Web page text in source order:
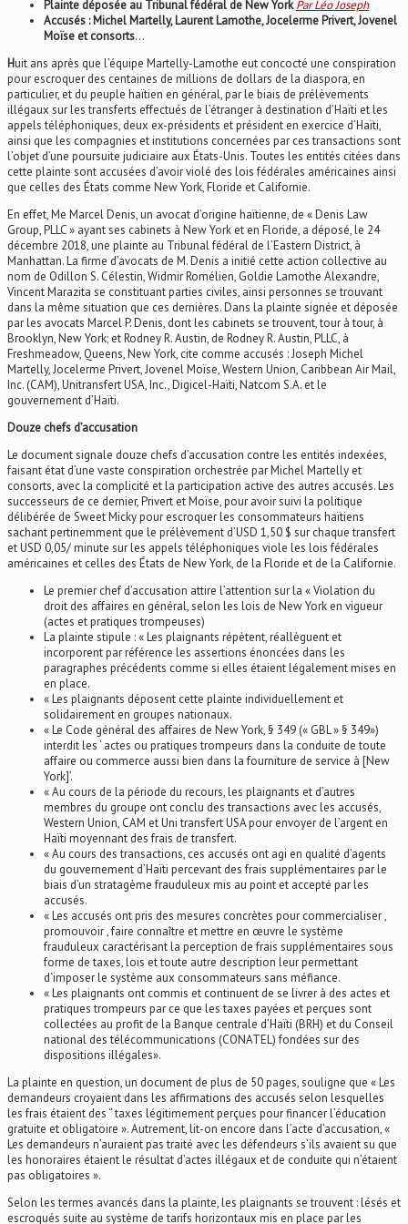
Plainte déposée au Tribunal fédéral de New YorkPar Léo Joseph
Accusés : Michel Martelly, Laurent Lamothe, Jocelerme Privert, Jovenel
Moïse et consorts…
Huit ans après que l’équipe Martelly-Lamothe eut concocté une conspiration
pour escroquer des centaines de millions de dollars de la diaspora, en
particulier, et du peuple haïtien en général, par le biais de prélèvements
illégaux sur les transferts effectués de l’étranger à destination d’Haïti et les
appels téléphoniques, deux ex-présidents et président en exercice d’Haïti,
ainsi que les compagnies et institutions concernées par ces transactions sont
l’objet d’une poursuite judiciaire aux États-Unis. Toutes les entités citées dans
cette plainte sont accusées d’avoir violé des lois fédérales américaines ainsi
que celles des États comme New York, Floride et Californie.
En effet, Me Marcel Denis, un avocat d’origine haïtienne, de « Denis Law
Group, PLLC » ayant ses cabinets à New York et en Floride, a déposé, le 24
décembre 2018, une plainte au Tribunal fédéral de l’Eastern District, à
Manhattan. La firme d’avocats de M. Denis a initié cette action collective au
nom de Odillon S. Célestin, Widmir Romélien, Goldie Lamothe Alexandre,
Vincent Marazita se constituant parties civiles, ainsi personnes se trouvant
dans la même situation que ces dernières. Dans la plainte signée et déposée
par les avocats Marcel P. Denis, dont les cabinets se trouvent, tour à tour, à
Brooklyn, New York; et Rodney R. Austin, de Rodney R. Austin, PLLC, à
Freshmeadow, Queens, New York, cite comme accusés : Joseph Michel
Martelly, Jocelerme Privert, Jovenel Moïse, Western Union, Caribbean Air Mail,
Inc. (CAM), Unitransfert USA, Inc., Digicel-Haïti, Natcom S.A. et le
gouvernement d’Haïti.
Douze chefs d’accusation
Le document signale douze chefs d’accusation contre les entités indexées,
faisant état d’une vaste conspiration orchestrée par Michel Martelly et
consorts, avec la complicité et la participation active des autres accusés. Les
successeurs de ce dernier, Privert et Moïse, pour avoir suivi la politique
délibérée de Sweet Micky pour escroquer les consommateurs haïtiens
sachant pertinemment que le prélèvement d’USD 1,50 $ sur chaque transfert
et USD 0,05/ minute sur les appels téléphoniques viole les lois fédérales
américaines et celles des États de New York, de la Floride et de la Californie.
Le premier chef d’accusation attire l’attention sur la « Violation du
droit des affaires en général, selon les lois de New York en vigueur
(actes et pratiques trompeuses)
La plainte stipule : « Les plaignants répètent, réallèguent et
incorporent par référence les assertions énoncées dans les
paragraphes précédents comme si elles étaient légalement mises en
en place.
« Les plaignants déposent cette plainte individuellement et
solidairement en groupes nationaux.
« Le Code général des affaires de New York, § 349 (« GBL » § 349»)
interdit les ‘ actes ou pratiques trompeurs dans la conduite de toute
affaire ou commerce aussi bien dans la fourniture de service à [New
York]’.
« Au cours de la période du recours, les plaignants et d’autres
membres du groupe ont conclu des transactions avec les accusés,
Western Union, CAM et Uni transfert USA pour envoyer de l’argent en
Haïti moyennant des frais de transfert.
« Au cours des transactions, ces accusés ont agi en qualité d’agents
du gouvernement d’Haïti percevant des frais supplémentaires par le
biais d’un stratagème frauduleux mis au point et accepté par les
accusés.
« Les accusés ont pris des mesures concrètes pour commercialiser ,
promouvoir , faire connaître et mettre en œuvre le système
frauduleux caractérisant la perception de frais supplémentaires sous
forme de taxes, lois et toute autre description leur permettant
d‘imposer le système aux consommateurs sans méfiance.
« Les plaignants ont commis et continuent de se livrer à des actes et
pratiques trompeurs par ce que les taxes payées et perçues sont
collectées au profit de la Banque centrale d’Haïti (BRH) et du Conseil
national des télécommunications (CONATEL) fondées sur des
dispositions illégales».
La plainte en question, un document de plus de 50 pages, souligne que « Les
demandeurs croyaient dans les affirmations des accusés selon lesquelles
les frais étaient des “ taxes légitimement perçues pour financer l’éducation
gratuite et obligatoire ». Autrement, lit-on encore dans l’acte d’accusation, «
Les demandeurs n’auraient pas traité avec les défendeurs s’ils avaient su que
les honoraires étaient le résultat d’actes illégaux et de conduite qui n’étaient
pas obligatoires ».
Selon les termes avancés dans la plainte, les plaignants se trouvent : lésés et
escroqués suite au système de tarifs horizontaux mis en place par les